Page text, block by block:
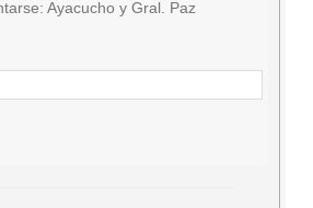
Ayacucho y Gral. Paz